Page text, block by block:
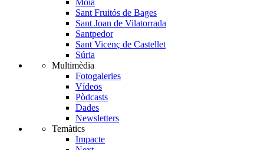
Moià
Sant Fruitós de Bages
Sant Joan de Vilatorrada
Santpedor
Sant Vicenç de Castellet
Súria
Multimèdia
Fotogaleries
Vídeos
Pòdcasts
Dades
Newsletters
Temàtics
Impacte